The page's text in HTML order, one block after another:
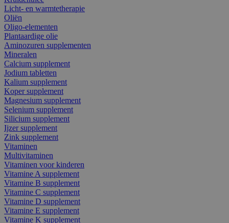
Licht- en warmtetherapie
Oliën
Oligo-elementen
Plantaardige olie
Aminozuren supplementen
Mineralen
Calcium supplement
Jodium tabletten
Kalium supplement
Koper supplement
Magnesium supplement
Selenium supplement
Silicium supplement
Ijzer supplement
Zink supplement
Vitaminen
Multivitaminen
Vitaminen voor kinderen
Vitamine A supplement
Vitamine B supplement
Vitamine C supplement
Vitamine D supplement
Vitamine E supplement
Vitamine K supplement